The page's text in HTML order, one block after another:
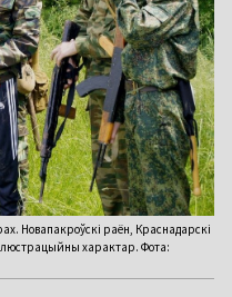
Новапакроўскі раён, Краснадарскі
характар. Фота: